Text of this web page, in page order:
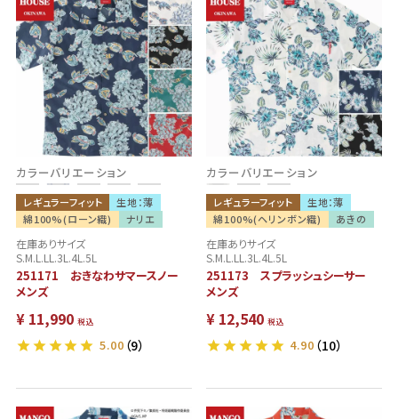
カラーバリエーション
レギュラーフィット
生地：薄
綿100%(ローン織)
ナリエ
在庫ありサイズ
S.M.L.LL.3L.4L.5L
251171 おきなわサマースノー
メンズ
¥ 11,990 税込
5.00 （9）
カラーバリエーション
レギュラーフィット
生地：薄
綿100%(ヘリンボン織)
あきの
在庫ありサイズ
S.M.L.LL.3L.4L.5L
251173 スプラッシュシーサー
メンズ
¥ 12,540 税込
4.90 （10）